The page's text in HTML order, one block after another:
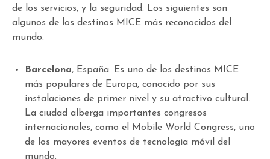
de los servicios, y la seguridad. Los siguientes son
algunos de los destinos MICE más reconocidos del
mundo.
Barcelona, España: Es uno de los destinos MICE
más populares de Europa, conocido por sus
instalaciones de primer nivel y su atractivo cultural.
La ciudad alberga importantes congresos
internacionales, como el Mobile World Congress, uno
de los mayores eventos de tecnología móvil del
mundo.